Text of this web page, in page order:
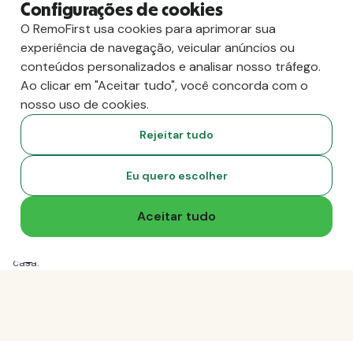
vs. Remoto
vs. Oyster
vs. Multiplicador
casa.
Configurações de cookies
O RemoFirst usa cookies para aprimorar sua
experiência de navegação, veicular anúncios ou
conteúdos personalizados e analisar nosso tráfego.
Ao clicar em "Aceitar tudo", você concorda com o
nosso uso de cookies.
Rejeitar tudo
Eu quero escolher
Aceitar tudo